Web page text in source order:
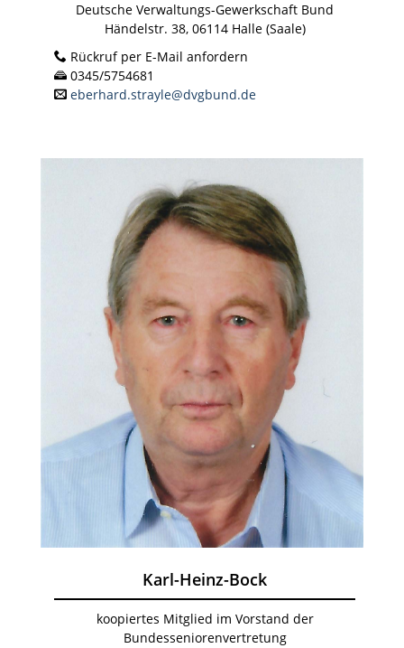
Deutsche Verwaltungs-Gewerkschaft Bund
Händelstr. 38, 06114 Halle (Saale)
Rückruf per E-Mail anfordern
0345/5754681
eberhard.strayle@dvgbund.de
Karl-Heinz-Bock
koopiertes Mitglied im Vorstand der
Bundesseniorenvertretung